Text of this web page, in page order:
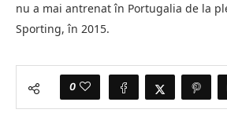
nu a mai antrenat în Portugalia de la
Sporting, în 2015.
0